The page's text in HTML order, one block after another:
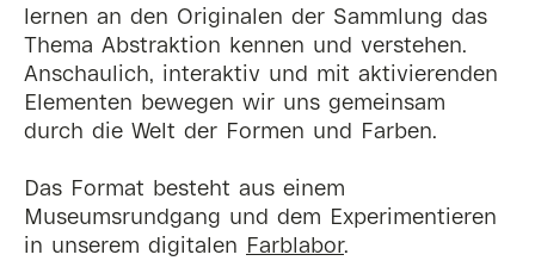
lernen an den Originalen der Sammlung das
Thema Abstraktion kennen und verstehen.
Anschaulich, interaktiv und mit aktivierenden
Elementen bewegen wir uns gemeinsam
durch die Welt der Formen und Farben.
Das Format besteht aus einem
Museumsrundgang und dem Experimentieren
in unserem digitalen
Farblabor.